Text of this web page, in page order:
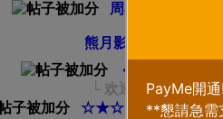
周杰伦粉丝會
熊月影粉丝会
﹤ ﹤ 陳奕迅粉
└ 欢迎进来看看~~
☆★☆★☆★☆★☆★吳